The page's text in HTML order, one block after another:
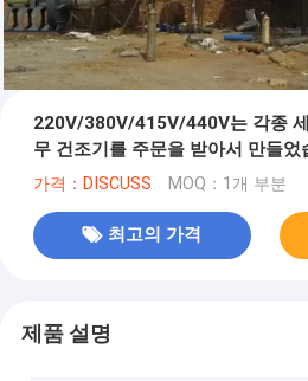
220V/380V/415V/440V는 각종
무 건조기를 주문을 받아서 만들었
가격：DISCUSS MOQ：1개 부분
최고의 가격
제품 설명